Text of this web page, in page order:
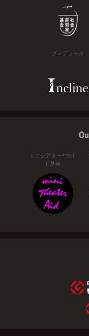
プロデュース
ミニシアター・エイ
ド基金